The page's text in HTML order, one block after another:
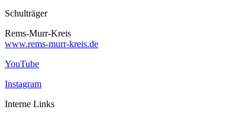
Schulträger
Rems-Murr-Kreis
www.rems-murr-kreis.de
YouTube
Instagram
Interne Links